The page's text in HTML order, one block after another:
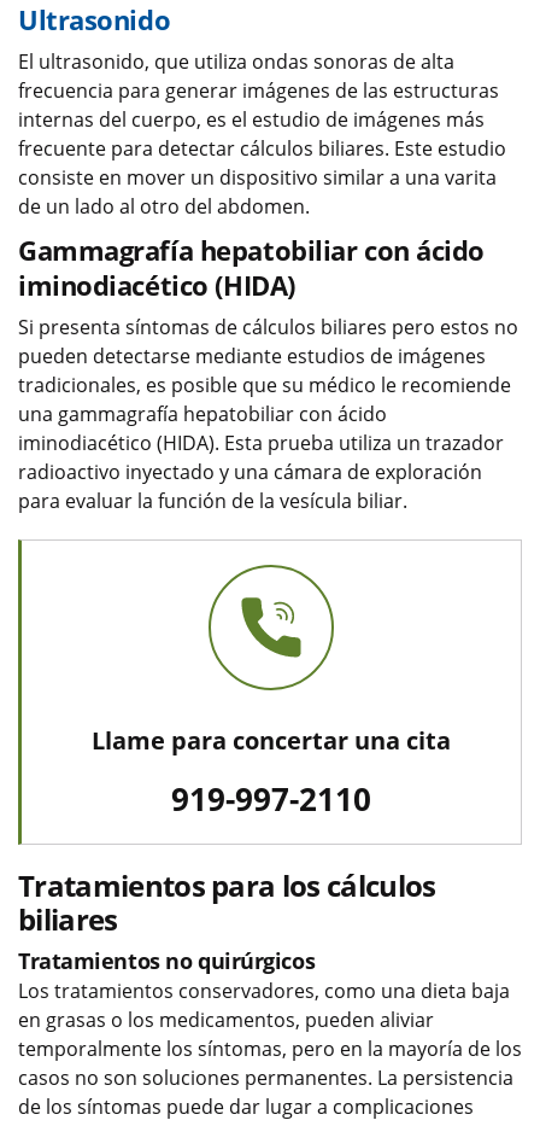
Ultrasonido
El ultrasonido, que utiliza ondas sonoras de alta
frecuencia para generar imágenes de las estructuras
internas del cuerpo, es el estudio de imágenes más
frecuente para detectar cálculos biliares. Este estudio
consiste en mover un dispositivo similar a una varita
de un lado al otro del abdomen.
Gammagrafía hepatobiliar con ácido
iminodiacético (HIDA)
Si presenta síntomas de cálculos biliares pero estos no
pueden detectarse mediante estudios de imágenes
tradicionales, es posible que su médico le recomiende
una gammagrafía hepatobiliar con ácido
iminodiacético (HIDA). Esta prueba utiliza un trazador
radioactivo inyectado y una cámara de exploración
para evaluar la función de la vesícula biliar.
Llame para concertar una cita
919-997-2110
Tratamientos para los cálculos
biliares
Tratamientos no quirúrgicos
Los tratamientos conservadores, como una dieta baja
en grasas o los medicamentos, pueden aliviar
temporalmente los síntomas, pero en la mayoría de los
casos no son soluciones permanentes. La persistencia
de los síntomas puede dar lugar a complicaciones